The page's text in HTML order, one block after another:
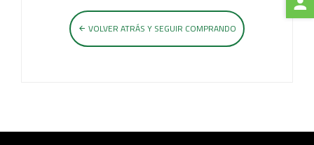
VOLVER ATRÁS Y SEGUIR COMPRANDO